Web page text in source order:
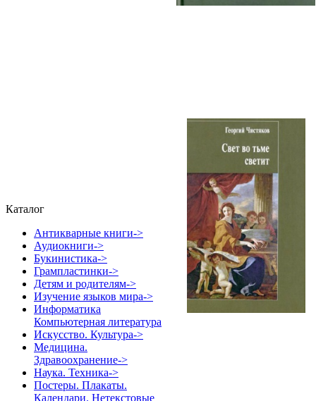
Каталог
Антикварные книги->
Аудиокниги->
Букинистика->
Грампластинки->
Детям и родителям->
Изучение языков мира->
Информатика
Компьютерная литература
Искусство. Культура->
Медицина.
Здравоохранение->
Наука. Техника->
Постеры. Плакаты.
Календари. Нетекстовые